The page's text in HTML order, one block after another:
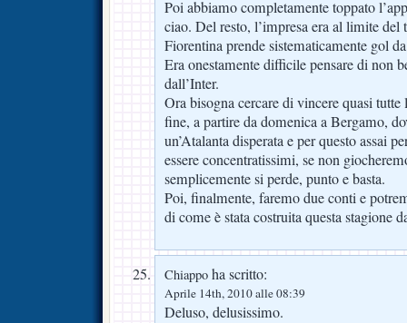
Poi abbiamo completamente toppato
ciao. Del resto, l’impresa era al limite del
Fiorentina prende sistematicamente gol
Era onestamente difficile pensare di non
dall’Inter.
Ora bisogna cercare di vincere quasi
fine, a partire da domenica a Bergamo,
un’Atalanta disperata e per questo assai
essere concentratissimi, se non
semplicemente si perde, punto e basta.
Poi, finalmente, faremo due conti e
di come è stata costruita questa stagione
Chiappo ha scritto:
Aprile 14th, 2010 alle 08:39
Deluso, delusissimo.